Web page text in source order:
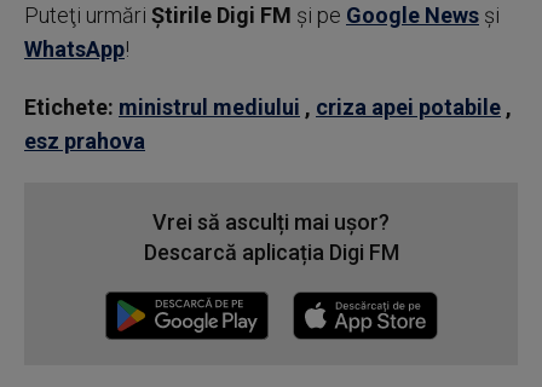
Puteţi urmări Știrile Digi FM şi pe Google News şi
WhatsApp!
Etichete: ministrul mediului , criza apei potabile ,
esz prahova
Vrei să asculți mai ușor?
Descarcă aplicația Digi FM